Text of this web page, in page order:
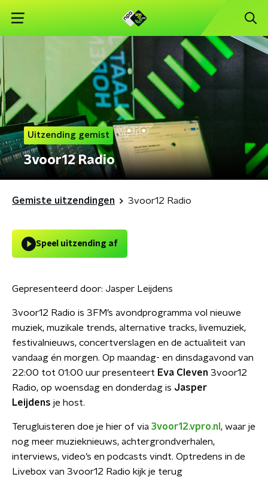
Uitzending gemist
3voor12 Radio
Gemiste uitzendingen 3voor12 Radio
Speel uitzending af
Gepresenteerd door: Jasper Leijdens
3voor12 Radio is 3FM’s avondprogramma vol nieuwe
muziek, muzikale trends, alternative tracks, livemuziek,
festivalnieuws, concertverslagen en de actualiteit van
vandaag én morgen. Op maandag- en dinsdagavond van
22:00 tot 01:00 uur presenteert Eva Cleven 3voor12
Radio, op woensdag en donderdag is Jasper
Leijdens je host.
Terugluisteren doe je hier of via 3voor12.vpro.nl , waar je
nog meer muzieknieuws, achtergrondverhalen,
interviews, video’s en podcasts vindt. Optredens in de
Livebox van 3voor12 Radio kijk je terug